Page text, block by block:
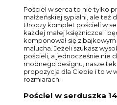
Pościel w serca to nie tylko
małżeńskiej sypialni, ale też
Uroczy komplet pościeli w
każdej małej księżniczce i
komponował się z
malucha. Jeżeli szukasz
pościeli, a jednocześnie nie
modnego designu, nasze
propozycja dla Ciebie i to w
rozmiarach.
Pościel w serduszka